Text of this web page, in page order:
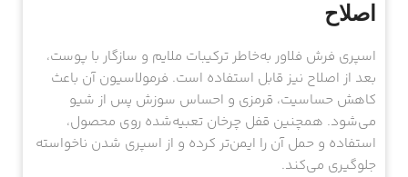
اصلاح
اسپری فرش فلاور به‌خاطر ترکیبات ملایم و سازگار با پوست،
بعد از اصلاح نیز قابل استفاده است. فرمولاسیون آن باعث
کاهش حساسیت، قرمزی و احساس سوزش پس از شیو
می‌شود. همچنین قفل چرخان تعبیه‌شده روی محصول،
استفاده و حمل آن را ایمن‌تر کرده و از اسپری شدن ناخواسته
جلوگیری می‌کند.